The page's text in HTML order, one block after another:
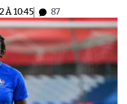
À 10:45 87